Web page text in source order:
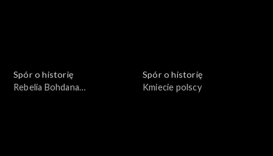
Spór o historię
Rebelia Bohdana
Spór o historię
Kmiecie polscy